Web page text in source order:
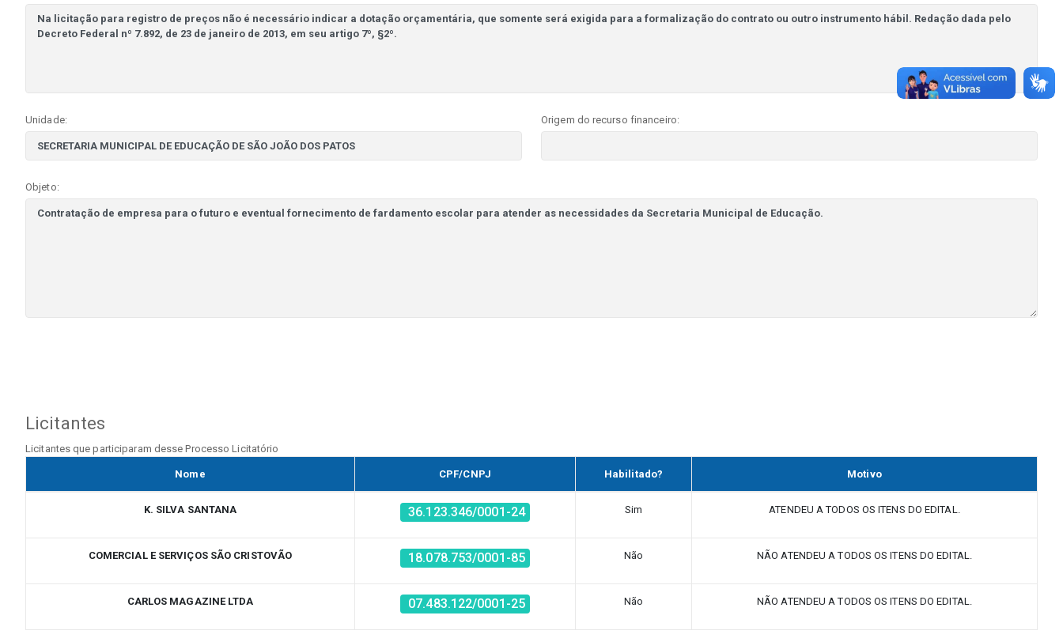
Unidade: Origem do recurso financeiro:
Objeto:
Licitantes
Licitantes que participaram desse Processo Licitatório
Nome CPF/CNPJ Habilitado? Motivo
K. SILVA SANTANA 36.123.346/0001-24 Sim ATENDEU A TODOS OS ITENS DO EDITAL.
COMERCIAL E SERVIÇOS SÃO CRISTOVÃO 18.078.753/0001-85 Não NÃO ATENDEU A TODOS OS ITENS DO EDITAL.
CARLOS MAGAZINE LTDA 07.483.122/0001-25 Não NÃO ATENDEU A TODOS OS ITENS DO EDITAL.